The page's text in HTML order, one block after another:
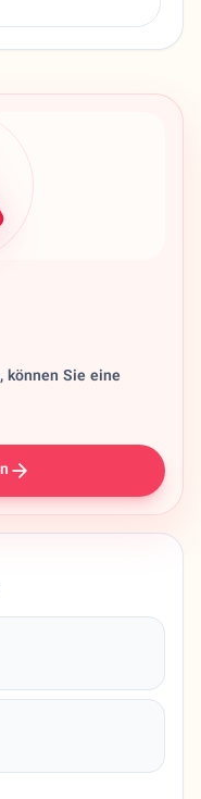
können Sie eine